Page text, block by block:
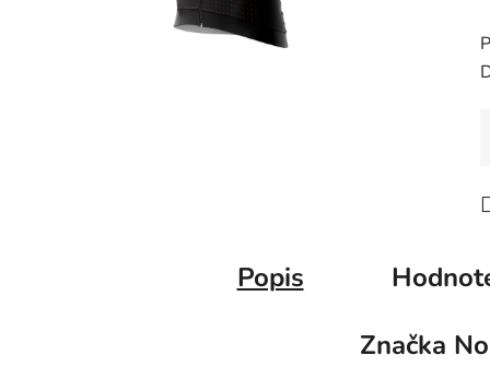
5
Popis
Značka